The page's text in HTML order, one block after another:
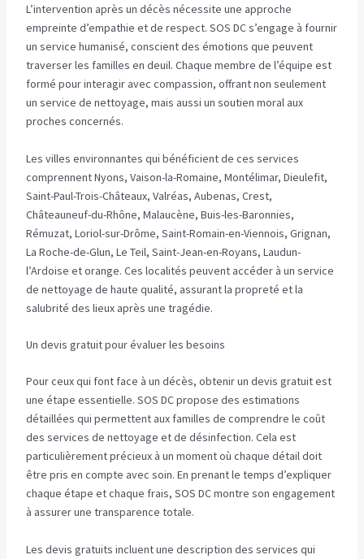
L’intervention après un décès nécessite une approche
empreinte d’empathie et de respect. SOS DC s’engage à fournir
un service humanisé, conscient des émotions que peuvent
traverser les familles en deuil. Chaque membre de l’équipe est
formé pour interagir avec compassion, offrant non seulement
un service de nettoyage, mais aussi un soutien moral aux
proches concernés.
Les villes environnantes qui bénéficient de ces services
comprennent Nyons, Vaison-la-Romaine, Montélimar, Dieulefit,
Saint-Paul-Trois-Châteaux, Valréas, Aubenas, Crest,
Châteauneuf-du-Rhône, Malaucène, Buis-les-Baronnies,
Rémuzat, Loriol-sur-Drôme, Saint-Romain-en-Viennois, Grignan,
La Roche-de-Glun, Le Teil, Saint-Jean-en-Royans, Laudun-
l’Ardoise et orange. Ces localités peuvent accéder à un service
de nettoyage de haute qualité, assurant la propreté et la
salubrité des lieux après une tragédie.
Un devis gratuit pour évaluer les besoins
Pour ceux qui font face à un décès, obtenir un devis gratuit est
une étape essentielle. SOS DC propose des estimations
détaillées qui permettent aux familles de comprendre le coût
des services de nettoyage et de désinfection. Cela est
particulièrement précieux à un moment où chaque détail doit
être pris en compte avec soin. En prenant le temps d’expliquer
chaque étape et chaque frais, SOS DC montre son engagement
à assurer une transparence totale.
Les devis gratuits incluent une description des services qui